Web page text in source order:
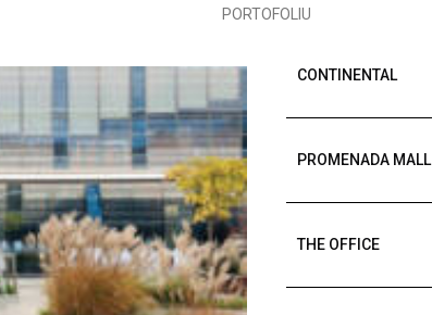
PORTOFOLIU
CONTINENTAL
PROMENADA MALL
THE OFFICE